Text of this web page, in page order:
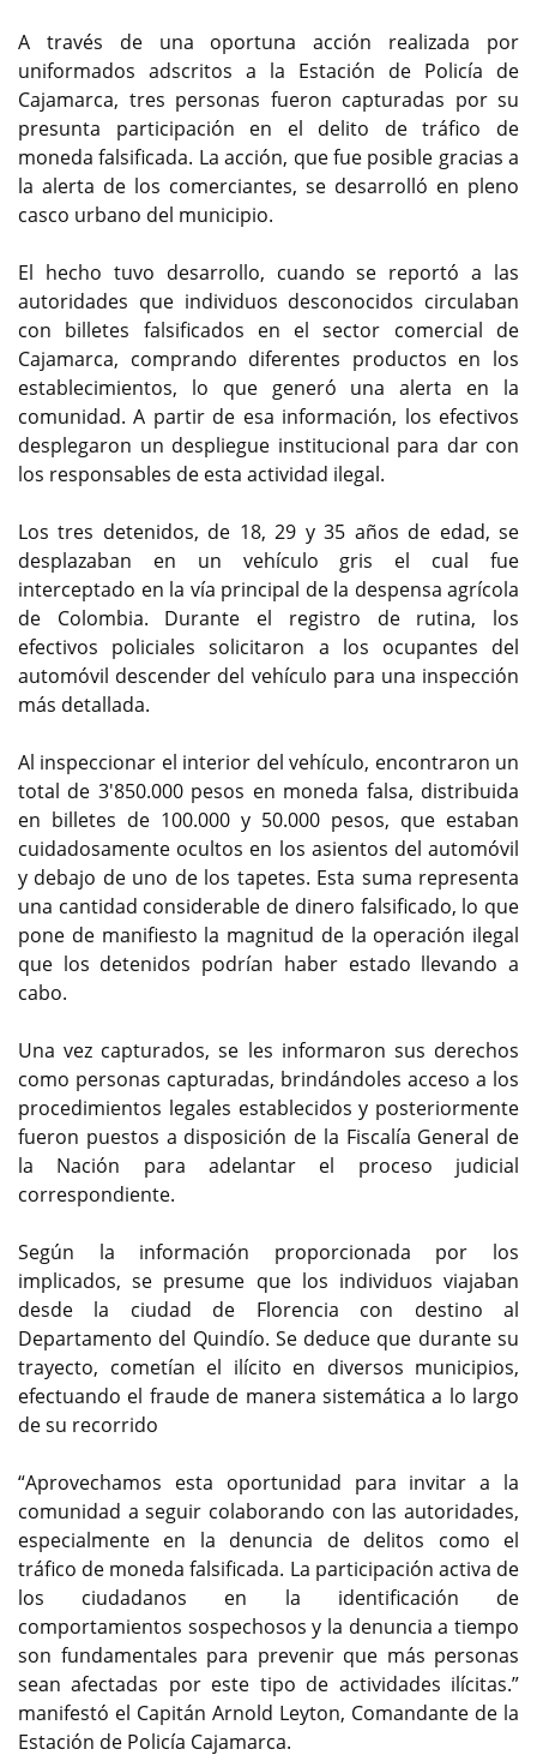
A través de una oportuna acción realizada por
uniformados adscritos a la Estación de Policía de
Cajamarca, tres personas fueron capturadas por su
presunta participación en el delito de tráfico de
moneda falsificada. La acción, que fue posible gracias a
la alerta de los comerciantes, se desarrolló en pleno
casco urbano del municipio.
El hecho tuvo desarrollo, cuando se reportó a las
autoridades que individuos desconocidos circulaban
con billetes falsificados en el sector comercial de
Cajamarca, comprando diferentes productos en los
establecimientos, lo que generó una alerta en la
comunidad. A partir de esa información, los efectivos
desplegaron un despliegue institucional para dar con
los responsables de esta actividad ilegal.
Los tres detenidos, de 18, 29 y 35 años de edad, se
desplazaban en un vehículo gris el cual fue
interceptado en la vía principal de la despensa agrícola
de Colombia. Durante el registro de rutina, los
efectivos policiales solicitaron a los ocupantes del
automóvil descender del vehículo para una inspección
más detallada.
Al inspeccionar el interior del vehículo, encontraron un
total de 3'850.000 pesos en moneda falsa, distribuida
en billetes de 100.000 y 50.000 pesos, que estaban
cuidadosamente ocultos en los asientos del automóvil
y debajo de uno de los tapetes. Esta suma representa
una cantidad considerable de dinero falsificado, lo que
pone de manifiesto la magnitud de la operación ilegal
que los detenidos podrían haber estado llevando a
cabo.
Una vez capturados, se les informaron sus derechos
como personas capturadas, brindándoles acceso a los
procedimientos legales establecidos y posteriormente
fueron puestos a disposición de la Fiscalía General de
la Nación para adelantar el proceso judicial
correspondiente.
Según la información proporcionada por los
implicados, se presume que los individuos viajaban
desde la ciudad de Florencia con destino al
Departamento del Quindío. Se deduce que durante su
trayecto, cometían el ilícito en diversos municipios,
efectuando el fraude de manera sistemática a lo largo
de su recorrido
“Aprovechamos esta oportunidad para invitar a la
comunidad a seguir colaborando con las autoridades,
especialmente en la denuncia de delitos como el
tráfico de moneda falsificada. La participación activa de
los ciudadanos en la identificación de
comportamientos sospechosos y la denuncia a tiempo
son fundamentales para prevenir que más personas
sean afectadas por este tipo de actividades ilícitas.”
manifestó el Capitán Arnold Leyton, Comandante de la
Estación de Policía Cajamarca.